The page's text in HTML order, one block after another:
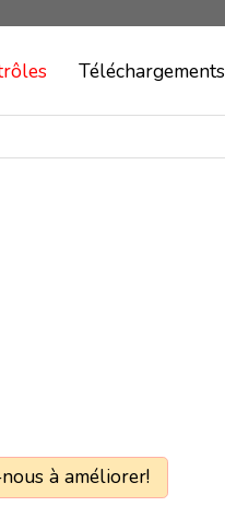
Téléchargements
à améliorer!